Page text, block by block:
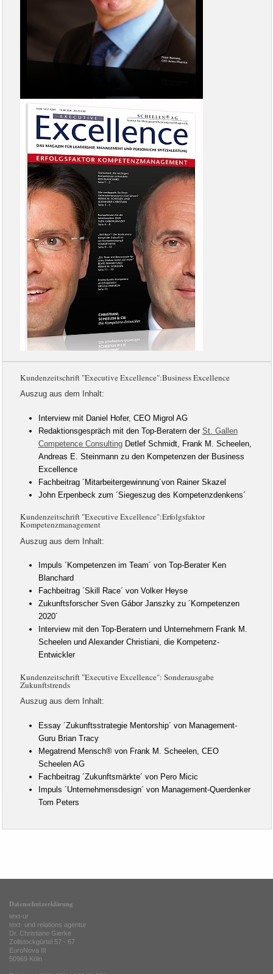
Kundenzeitschrift "Executive Excellence":Business Excellence
Auszug aus dem Inhalt:
Interview mit Daniel Hofer, CEO Migrol AG
Redaktionsgespräch mit den Top-Beratern der St. Gallen
Competence ConsultingDetlef Schmidt, Frank M. Scheelen,
Andreas E. Steinmann zu den Kompetenzen der Business
Excellence
Fachbeitrag ´Mitarbeitergewinnung´von Rainer Skazel
John Erpenbeck zum ´Siegeszug des Kompetenzdenkens´
Kundenzeitschrift "Executive Excellence":Erfolgsfaktor
Kompetenzmanagement
Auszug aus dem Inhalt:
Impuls ´Kompetenzen im Team´ von Top-Berater Ken
Blanchard
Fachbeitrag ´Skill Race´ von Volker Heyse
Zukunftsforscher Sven Gábor Janszky zu ´Kompetenzen
2020´
Interview mit den Top-Beratern und Unternehmern Frank M.
Scheelen und Alexander Christiani, die Kompetenz-
Entwickler
Kundenzeitschrift "Executive Excellence": Sonderausgabe
Zukunftstrends
Auszug aus dem Inhalt:
Essay ´Zukunftsstrategie Mentorship´ von Management-
Guru Brian Tracy
Megatrend Mensch® von Frank M. Scheelen, CEO
Scheelen AG
Fachbeitrag ´Zukunftsmärkte´ von Pero Micic
Impuls ´Unternehmensdesign´ von Management-Querdenker
Tom Peters
Datenschutzerklärung
text-ur
text- und relations agentur
Dr. Christiane Gierke
Zollstockgürtel 57 - 67
EuroNova III
50969 Köln